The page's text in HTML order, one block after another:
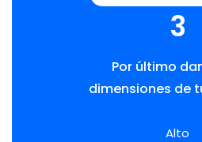
3
Por último
dimensiones de
Alto